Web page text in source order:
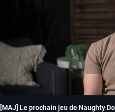
[MAJ] Le prochain jeu de Naughty